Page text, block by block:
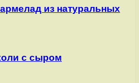
из натуральных
с сыром